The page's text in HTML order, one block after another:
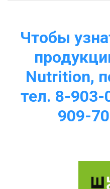
Чтобы
Nutrition,
тел. 8-
909-